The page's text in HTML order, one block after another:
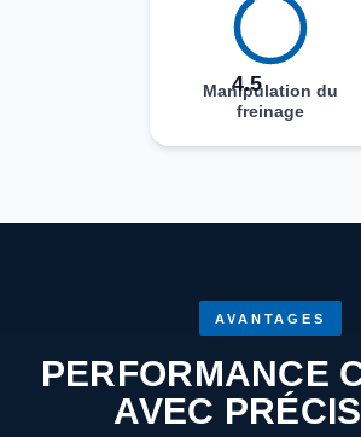
4.5
Manipulation du
freinage
AVANTAGES
PERFORMANCE
AVEC